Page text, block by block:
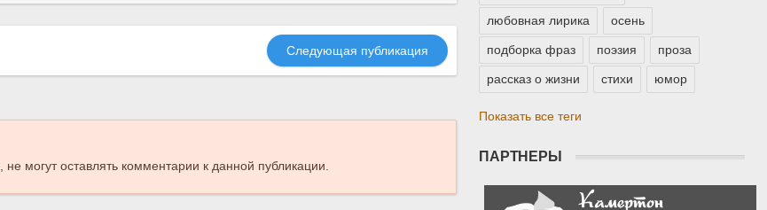
Следующая публикация
, не могут оставлять комментарии к данной публикации.
любовная лирика осень
подборка фраз поэзия проза
рассказ о жизни стихи юмор
Показать все теги
ПАРТНЕРЫ